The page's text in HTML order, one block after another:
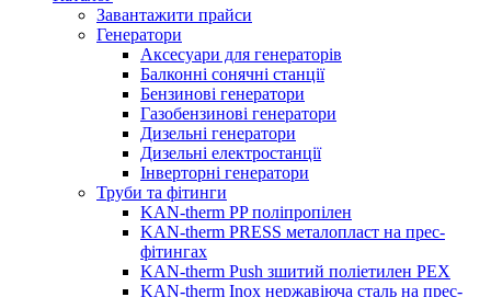
Завантажити прайси
Генератори
Аксесуари для генераторів
Балконні сонячні станції
Бензинові генератори
Газобензинові генератори
Дизельні генератори
Дизельні електростанції
Інверторні генератори
Труби та фітинги
KAN-therm PP поліпропілен
KAN-therm PRESS металопласт на прес-
фітингах
KAN-therm Push зшитий поліетилен PEX
KAN-therm Inox нержавіюча сталь на прес-